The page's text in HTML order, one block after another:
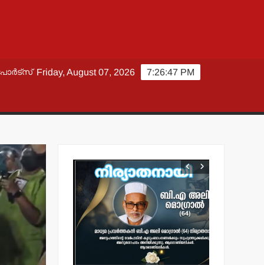
7:26:48 PM
Friday, August 07, 2026